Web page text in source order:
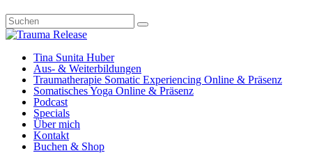
Tina Sunita Huber
Aus- & Weiterbildungen
Traumatherapie Somatic Experiencing Online & Präsenz
Somatisches Yoga Online & Präsenz
Podcast
Specials
Über mich
Kontakt
Buchen & Shop